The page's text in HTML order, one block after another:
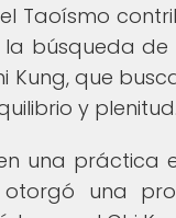
Taoísmo
búsqueda de
Kung, que
y plenitud.
una práctica
una